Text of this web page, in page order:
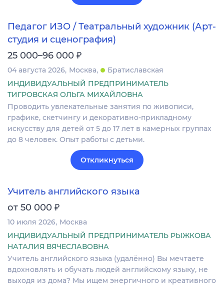
Педагог ИЗО / Театральный художник (Арт-
студия и сценография)
25 000–96 000 ₽
04 августа 2026 Москва
Братиславская
ИНДИВИДУАЛЬНЫЙ ПРЕДПРИНИМАТЕЛЬ
ТИГРОВСКАЯ ОЛЬГА МИХАЙЛОВНА
Проводить увлекательные занятия по живописи,
графике, скетчингу и декоративно-прикладному
искусству для детей от 5 до 17 лет в камерных группах
до 8 человек. Опыт работы с детьми.
Откликнуться
Учитель английского языка
от 50 000 ₽
10 июля 2026 Москва
ИНДИВИДУАЛЬНЫЙ ПРЕДПРИНИМАТЕЛЬ РЫЖКОВА
НАТАЛИЯ ВЯЧЕСЛАВОВНА
Учитель английского языка (удалённо) Вы мечтаете
вдохновлять и обучать людей английскому языку, не
выходя из дома? Мы ищем энергичного и креативного